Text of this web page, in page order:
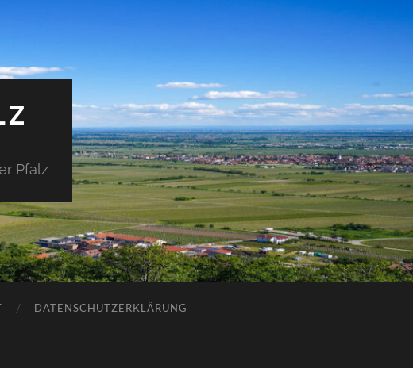
Pfalz
DATENSCHUTZERKLÄRUNG